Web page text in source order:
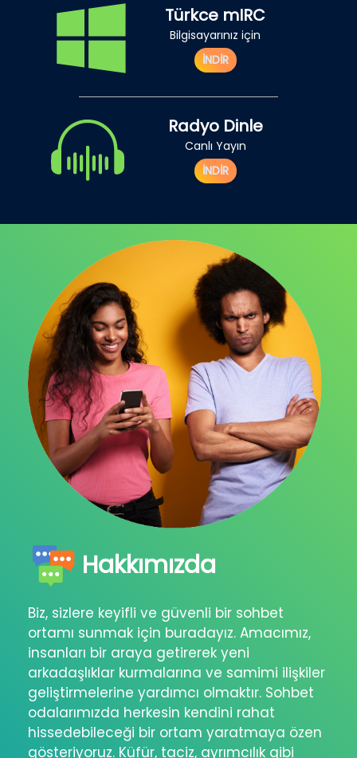
Türkce mIRC
Bilgisayarınız için
İNDİR
Radyo Dinle
Canlı Yayın
İNDİR
Hakkımızda
Biz, sizlere keyifli ve güvenli bir sohbet
ortamı sunmak için buradayız. Amacımız,
insanları bir araya getirerek yeni
arkadaşlıklar kurmalarına ve samimi ilişkiler
geliştirmelerine yardımcı olmaktır. Sohbet
odalarımızda herkesin kendini rahat
hissedebileceği bir ortam yaratmaya özen
gösteriyoruz. Küfür, taciz, ayrımcılık gibi